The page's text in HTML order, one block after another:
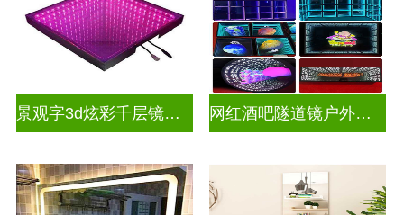
景观字3d炫彩千层镜深渊镜 网红酒吧隧道镜户外门头招牌深渊镜